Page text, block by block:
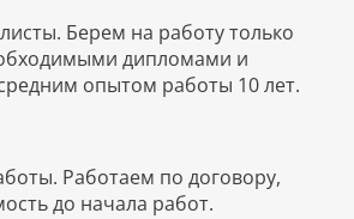
Берем на работу только
дипломами и
опытом работы 10 лет.
Работаем по договору,
до начала работ.